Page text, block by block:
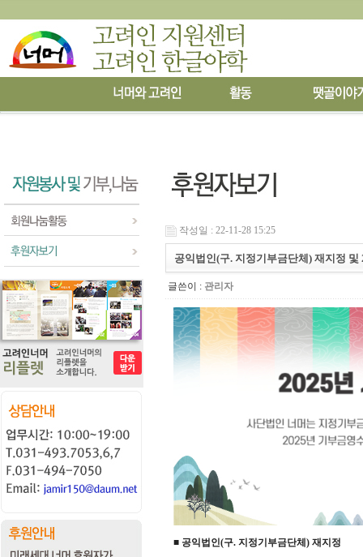
작성일 : 22-11-28 15:25
공익법인(구. 지정기부금단체) 재지정
글쓴이 : 관리자
■ 공익법인(구. 지정기부금단체) 재지정